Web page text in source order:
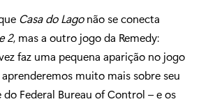
Casa do Lagonão se conecta
2, mas a outro jogo da Remedy:
faz uma pequena aparição no jogo
muito mais sobre seu
Federal Bureau of Control – e os